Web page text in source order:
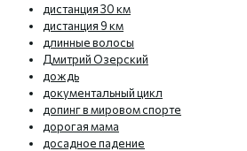
дистанция 30 км
дистанция 9 км
длинные волосы
Дмитрий Озерский
дождь
документальный цикл
допинг в мировом спорте
дорогая мама
досадное падение